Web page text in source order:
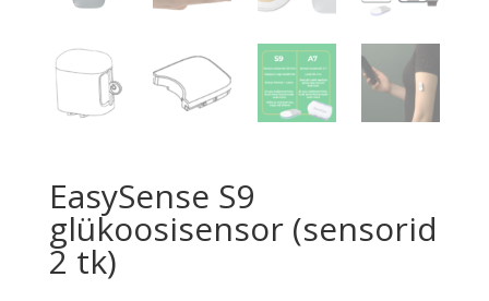
EasySense S9
glükoosisensor (sensorid
2 tk)